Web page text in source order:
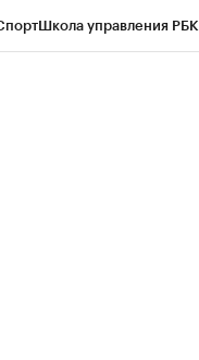
Школа управления РБК